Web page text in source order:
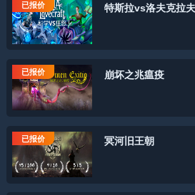
已报价 特斯拉vs洛夫克拉
已报价 崩坏之兆瘟疫
已报价 冥河旧王朝